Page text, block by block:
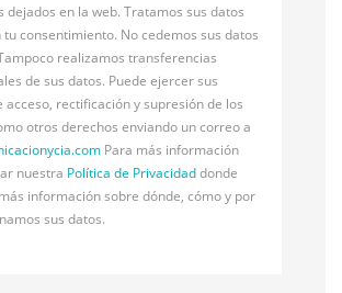
dejados en la web. Tratamos sus datos
tu consentimiento. No cedemos sus datos
realizamos transferencias
de sus datos. Puede ejercer sus
acceso, rectificación y supresión de los
otros derechos enviando un correo a
Para más información
nuestra Política de Privacidaddonde
información sobre dónde, cómo y por
sus datos.